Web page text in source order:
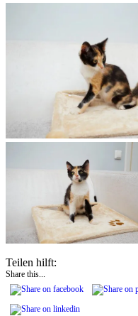
Teilen hilft:
Share this...